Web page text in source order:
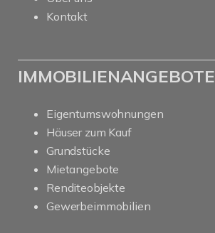
Kontakt
IMMOBILIENANGEBOTE
Eigentumswohnungen
Häuser zum Kauf
Grundstücke
Mietangebote
Renditeobjekte
Gewerbeimmobilien